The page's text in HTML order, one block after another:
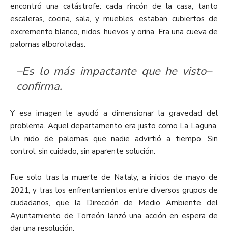
encontró una catástrofe: cada rincón de la casa, tanto
escaleras, cocina, sala, y muebles, estaban cubiertos de
excremento blanco, nidos, huevos y orina. Era una cueva de
palomas alborotadas.
–Es lo más impactante que he visto–
confirma.
Y esa imagen le ayudó a dimensionar la gravedad del
problema. Aquel departamento era justo como La Laguna.
Un nido de palomas que nadie advirtió a tiempo. Sin
control, sin cuidado, sin aparente solución.
Fue solo tras la muerte de Nataly, a inicios de mayo de
2021, y tras los enfrentamientos entre diversos grupos de
ciudadanos, que la Dirección de Medio Ambiente del
Ayuntamiento de Torreón lanzó una acción en espera de
dar una resolución.